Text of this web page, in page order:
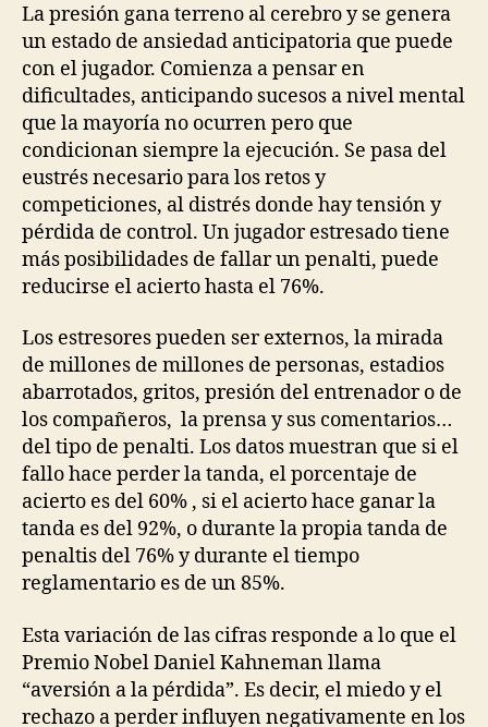
La presión gana terreno al cerebro y se genera
un estado de ansiedad anticipatoria que puede
con el jugador. Comienza a pensar en
dificultades, anticipando sucesos a nivel mental
que la mayoría no ocurren pero que
condicionan siempre la ejecución. Se pasa del
eustrés necesario para los retos y
competiciones, al distrés donde hay tensión y
pérdida de control. Un jugador estresado tiene
más posibilidades de fallar un penalti, puede
reducirse el acierto hasta el 76%.
Los estresores pueden ser externos, la mirada
de millones de millones de personas, estadios
abarrotados, gritos, presión del entrenador o de
los compañeros, la prensa y sus comentarios…
del tipo de penalti. Los datos muestran que si el
fallo hace perder la tanda, el porcentaje de
acierto es del 60% , si el acierto hace ganar la
tanda es del 92%, o durante la propia tanda de
penaltis del 76% y durante el tiempo
reglamentario es de un 85%.
Esta variación de las cifras responde a lo que el
Premio Nobel Daniel Kahneman llama
“aversión a la pérdida”. Es decir, el miedo y el
rechazo a perder influyen negativamente en los